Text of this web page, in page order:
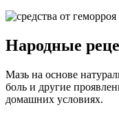
Народные
Мазь на основе
боль и другие
домашних условиях.